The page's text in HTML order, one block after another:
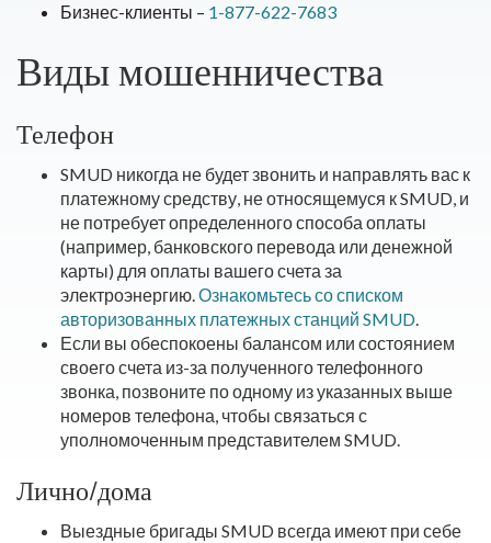
Бизнес-клиенты – 1-877-622-7683
Виды мошенничества
Телефон
SMUD никогда не будет звонить и направлять вас к
платежному средству, не относящемуся к SMUD, и
не потребует определенного способа оплаты
(например, банковского перевода или денежной
карты) для оплаты вашего счета за
электроэнергию.Ознакомьтесь со списком
авторизованных платежных станций SMUD.
Если вы обеспокоены балансом или состоянием
своего счета из-за полученного телефонного
звонка, позвоните по одному из указанных выше
номеров телефона, чтобы связаться с
уполномоченным представителем SMUD.
Лично/дома
Выездные бригады SMUD всегда имеют при себе